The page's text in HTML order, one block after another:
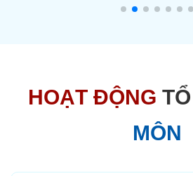
HOẠT ĐỘNG TỔ
MÔN